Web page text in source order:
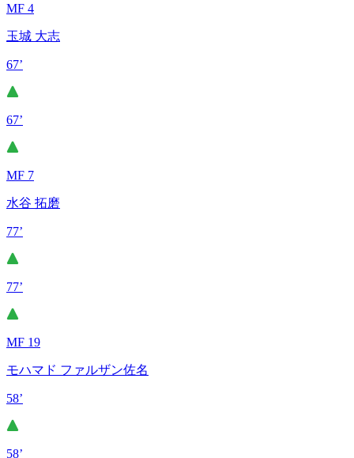
MF 4
玉城 大志
67’
67’
MF 7
水谷 拓磨
77’
77’
MF 19
モハマド ファルザン佐名
58’
58’